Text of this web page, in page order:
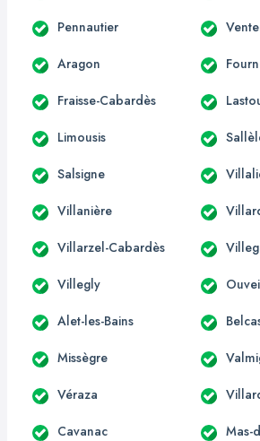
Pennautier
Aragon
Fraisse-Cabardès
Limousis
Salsigne
Villanière
Villarzel-Cabardès
Villegly
Alet-les-Bains
Missègre
Véraza
Cavanac Mas-